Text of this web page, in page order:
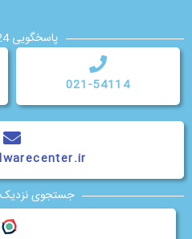
پاسخگویی 24 ساعته
021-54114
جستجوی نزدیک